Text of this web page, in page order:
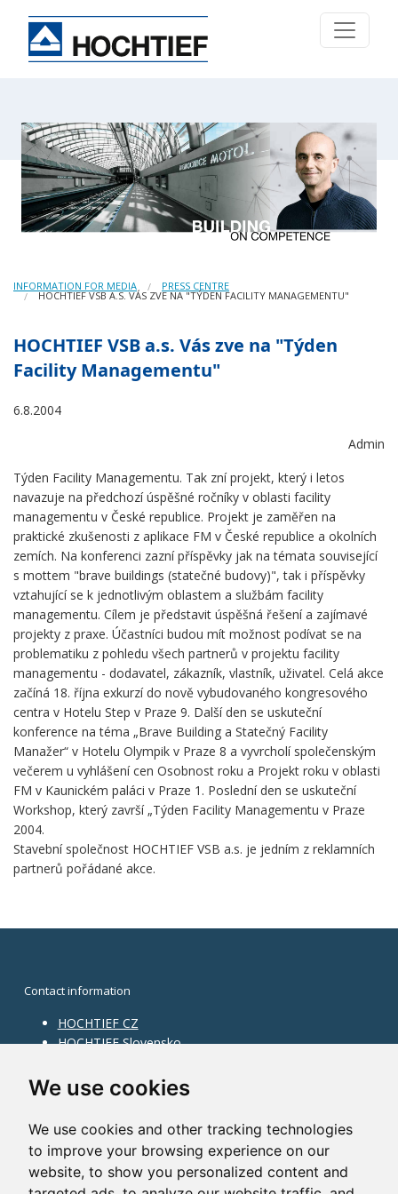
We use cookies
We use cookies and other tracking technologies
to improve your browsing experience on our
website, to show you personalized content and
INFORMATION FOR MEDIA PRESS CENTRE
HOCHTIEF VSB A.S. VÁS ZVE NA "TÝDEN FACILITY MANAGEMENTU"
HOCHTIEF VSB a.s. Vás zve na "Týden
Facility Managementu"
6.8.2004
Admin
Týden Facility Managementu. Tak zní projekt, který i letos
navazuje na předchozí úspěšné ročníky v oblasti facility
managementu v České republice. Projekt je zaměřen na
praktické zkušenosti z aplikace FM v České republice a okolních
zemích. Na konferenci zazní příspěvky jak na témata související
s mottem "brave buildings (statečné budovy)", tak i příspěvky
vztahující se k jednotlivým oblastem a službám facility
managementu. Cílem je představit úspěšná řešení a zajímavé
projekty z praxe. Účastníci budou mít možnost podívat se na
problematiku z pohledu všech partnerů v projektu facility
managementu - dodavatel, zákazník, vlastník, uživatel. Celá akce
začíná 18. října exkurzí do nově vybudovaného kongresového
centra v Hotelu Step v Praze 9. Další den se uskuteční
konference na téma „Brave Building a Statečný Facility
Manažer“ v Hotelu Olympik v Praze 8 a vyvrcholí společenským
večerem u vyhlášení cen Osobnost roku a Projekt roku v oblasti
FM v Kaunickém paláci v Praze 1. Poslední den se uskuteční
Workshop, který završí „Týden Facility Managementu v Praze
2004.
Stavební společnost HOCHTIEF VSB a.s. je jedním z reklamních
partnerů pořádané akce.
Contact information
HOCHTIEF CZ
HOCHTIEF Slovensko
Information on division
Division Building Bohemia
Division Traffic Infrastructure
Division Construction Services